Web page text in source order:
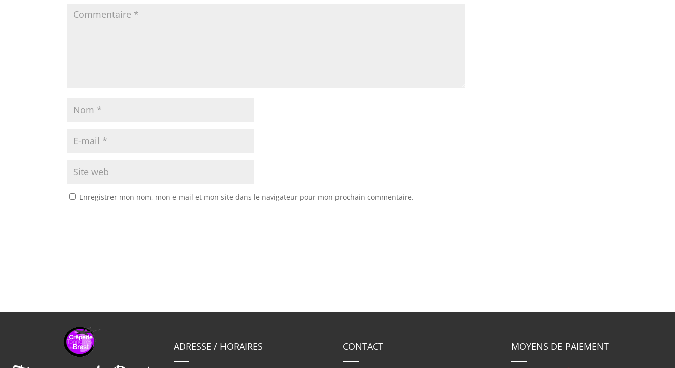
Enregistrer mon nom, mon e-mail et mon site dans le navigateur pour mon prochain commentaire.
ADRESSE / HORAIRES CONTACT MOYENS DE PAIEMENT